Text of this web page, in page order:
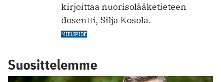
kirjoittaa nuorisolääketieteen
dosentti, Silja Kosola.
MIELIPIDE
Suosittelemme